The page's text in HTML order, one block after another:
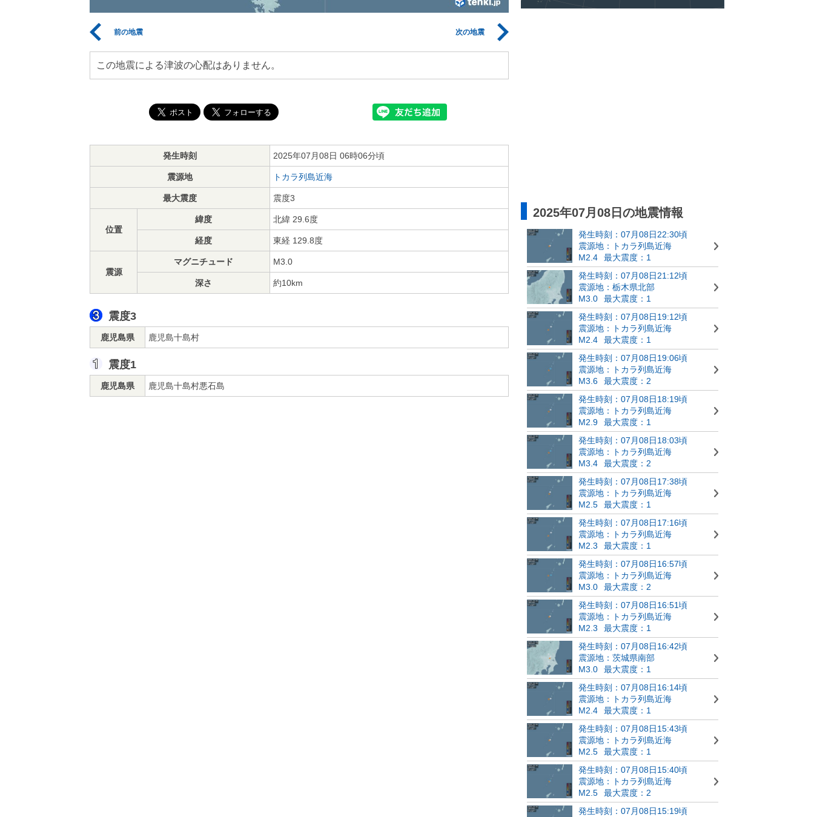
前の地震 次の地震
この地震による津波の心配はありません。
発生時刻 2025年07月08日 06時06分頃
震源地 トカラ列島近海
最大震度 震度3
位置
緯度 北緯 29.6度
経度 東経 129.8度
震源
マグニチュード M3.0
深さ 約10km
震度3
鹿児島県 鹿児島十島村
震度1
鹿児島県 鹿児島十島村悪石島
2025年07月08日の地震情報
発生時刻：07月08日22:30頃
震源地：トカラ列島近海
M2.4
最大震度：1
発生時刻：07月08日21:12頃
震源地：栃木県北部
M3.0
最大震度：1
発生時刻：07月08日19:12頃
震源地：トカラ列島近海
M2.4
最大震度：1
発生時刻：07月08日19:06頃
震源地：トカラ列島近海
M3.6
最大震度：2
発生時刻：07月08日18:19頃
震源地：トカラ列島近海
M2.9
最大震度：1
発生時刻：07月08日18:03頃
震源地：トカラ列島近海
M3.4
最大震度：2
発生時刻：07月08日17:38頃
震源地：トカラ列島近海
M2.5
最大震度：1
発生時刻：07月08日17:16頃
震源地：トカラ列島近海
M2.3
最大震度：1
発生時刻：07月08日16:57頃
震源地：トカラ列島近海
M3.0
最大震度：2
発生時刻：07月08日16:51頃
震源地：トカラ列島近海
M2.3
最大震度：1
発生時刻：07月08日16:42頃
震源地：茨城県南部
M3.0
最大震度：1
発生時刻：07月08日16:14頃
震源地：トカラ列島近海
M2.4
最大震度：1
発生時刻：07月08日15:43頃
震源地：トカラ列島近海
M2.5
最大震度：1
発生時刻：07月08日15:40頃
震源地：トカラ列島近海
M2.5
最大震度：2
発生時刻：07月08日15:19頃